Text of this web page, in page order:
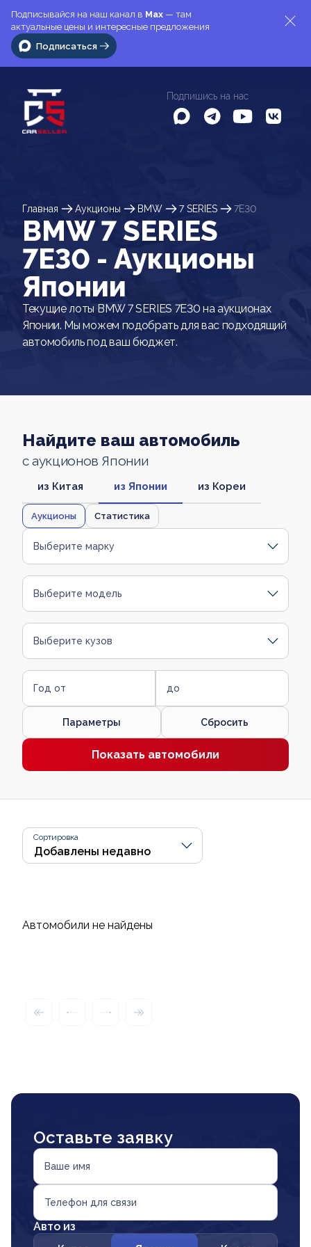
Подписывайся на наш канал в Max — там
актуальные цены и интересные предложения
Подписаться
Подпишись на нас
Главная Аукционы BMW 7 SERIES 7E30
BMW 7 SERIES
7E30 - Аукционы
Японии
Текущие лоты BMW 7 SERIES 7E30 на аукционах
Японии. Мы можем подобрать для вас подходящий
автомобиль под ваш бюджет.
Найдите ваш автомобиль
с аукционов Японии
из Китая из Японии из Кореи
Аукционы Статистика
Выберите марку
Выберите модель
Выберите кузов
Год от до
Параметры Сбросить
Показать автомобили
Сортировка
Автомобили не найдены
Оставьте заявку
Ваше имя
Телефон для связи
Авто из